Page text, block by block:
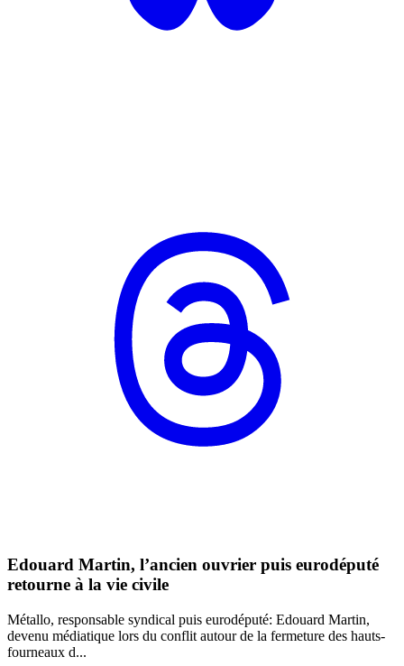
Edouard Martin, l’ancien ouvrier puis eurodéputé
retourne à la vie civile
Métallo, responsable syndical puis eurodéputé: Edouard Martin,
devenu médiatique lors du conflit autour de la fermeture des hauts-
fourneaux d...